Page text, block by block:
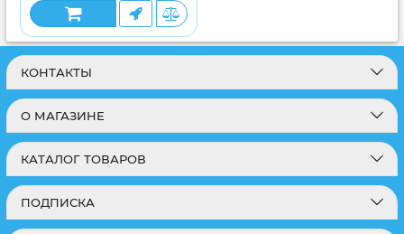
КОНТАКТЫ
О МАГАЗИНЕ
КАТАЛОГ ТОВАРОВ
ПОДПИСКА